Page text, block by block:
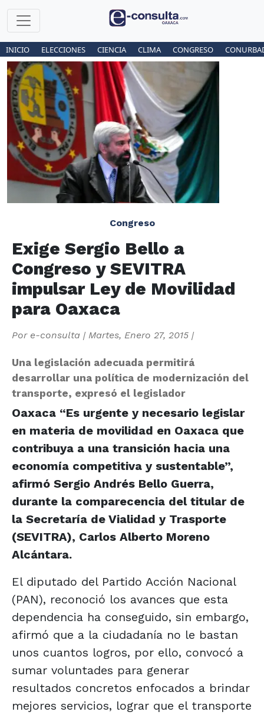
INICIO ELECCIONES CIENCIA CLIMA CONGRESO
Congreso
Exige Sergio Bello a
Congreso y SEVITRA
impulsar Ley de Movilidad
para Oaxaca
Por e-consulta | Martes, Enero 27, 2015 |
Una legislación adecuada permitirá
desarrollar una política de modernización del
transporte, expresó el legislador
Oaxaca “Es urgente y necesario legislar
en materia de movilidad en Oaxaca que
contribuya a una transición hacia una
economía competitiva y sustentable”,
afirmó Sergio Andrés Bello Guerra,
durante la comparecencia del titular de
la Secretaría de Vialidad y Trasporte
(SEVITRA), Carlos Alberto Moreno
Alcántara.
El diputado del Partido Acción Nacional
(PAN), reconoció los avances que esta
dependencia ha conseguido, sin embargo,
afirmó que a la ciudadanía no le bastan
unos cuantos logros, por ello, convocó a
sumar voluntades para generar
resultados concretos enfocados a brindar
mejores servicios, lograr que el transporte